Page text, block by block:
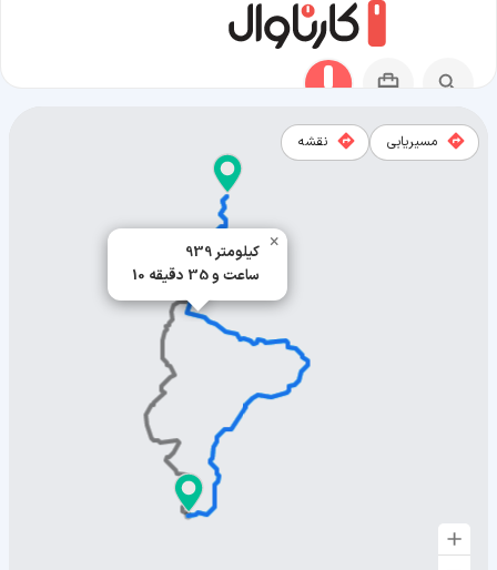
939 کیلومتر
10 ساعت و 35 دقیقه
×
مسیریابی نقشه